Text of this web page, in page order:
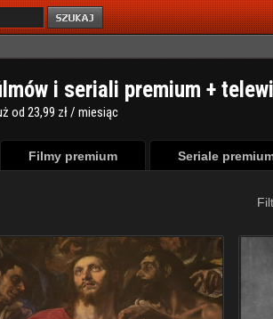
i seriali premium +
od 23,99 zł / miesiąc
Filmy premium Seriale